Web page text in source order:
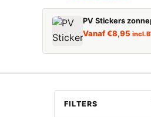
PV Stickers
Vanaf€8,95 incl.
FILTERS